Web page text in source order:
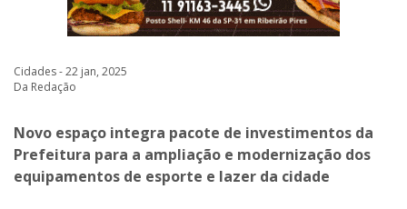
Cidades - 22 jan, 2025
Da Redação
Novo espaço integra pacote de investimentos da
Prefeitura para a ampliação e modernização dos
equipamentos de esporte e lazer da cidade